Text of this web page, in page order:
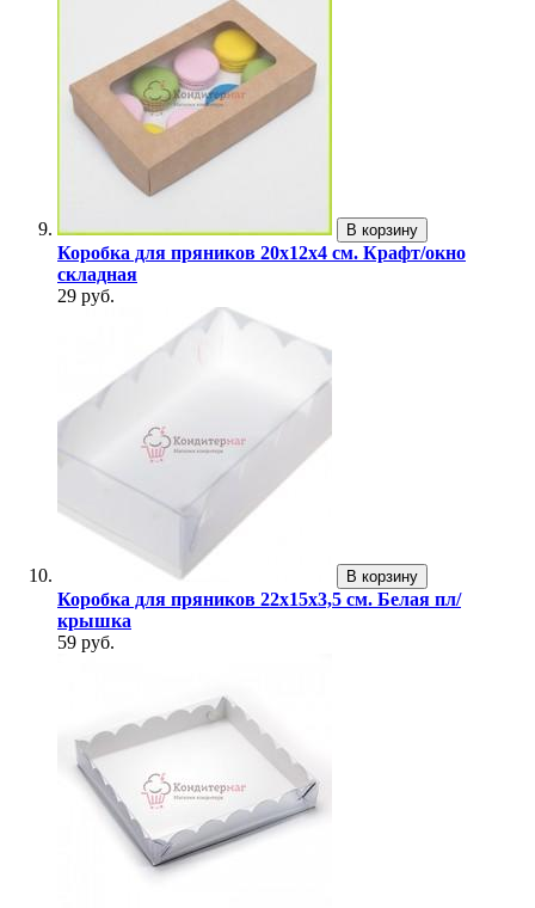
В корзину
Коробка для пряников 20х12х4 см. Крафт/окно
складная
29 руб.
В корзину
Коробка для пряников 22х15х3,5 см. Белая пл/
крышка
59 руб.